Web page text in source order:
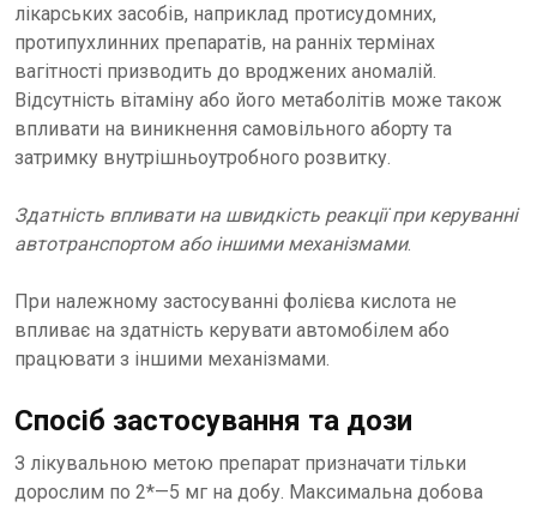
лікарських засобів, наприклад протисудомних,
протипухлинних препаратів, на ранніх термінах
вагітності призводить до вроджених аномалій.
Відсутність вітаміну або його метаболітів може також
впливати на виникнення самовільного аборту та
затримку внутрішньоутробного розвитку.
Здатність впливати на швидкість реакції при керуванні
автотранспортом або іншими механізмами.
При належному застосуванні фолієва кислота не
впливає на здатність керувати автомобілем або
працювати з іншими механізмами.
Спосіб застосування та дози
З лікувальною метою препарат призначати тільки
дорослим по 2*—5 мг на добу. Максимальна добова